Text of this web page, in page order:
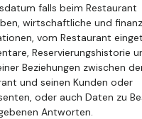
falls beim Restaurant
wirtschaftliche und
vom Restaurant
Reservierungshistorie
Beziehungen zwischen
und seinen Kunden oder
oder auch Daten zu
Antworten.